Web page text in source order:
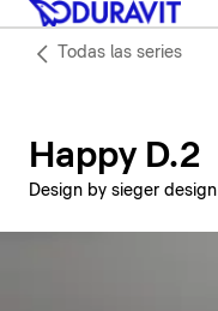
Todas las series
Happy D.2
Design by sieger design